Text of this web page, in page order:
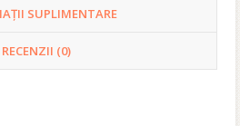
SUPLIMENTARE
RECENZII (0)